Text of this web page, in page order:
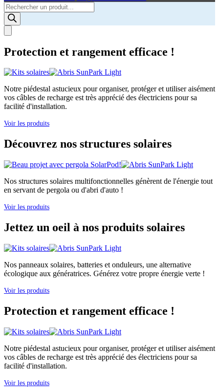
Products
search
Protection et rangement efficace !
Notre piédestal astucieux pour organiser, protéger et utiliser aisément
vos câbles de recharge est très apprécié des électriciens pour sa
facilité d'installation.
Voir les produits
Découvrez nos structures solaires
Nos structures solaires multifonctionnelles génèrent de l'énergie tout
en servant de pergola ou d'abri d'auto !
Voir les produits
Jettez un oeil à nos produits solaires
Nos panneaux solaires, batteries et onduleurs, une alternative
écologique aux génératrices. Générez votre propre énergie verte !
Voir les produits
Protection et rangement efficace !
Notre piédestal astucieux pour organiser, protéger et utiliser aisément
vos câbles de recharge est très apprécié des électriciens pour sa
facilité d'installation.
Voir les produits